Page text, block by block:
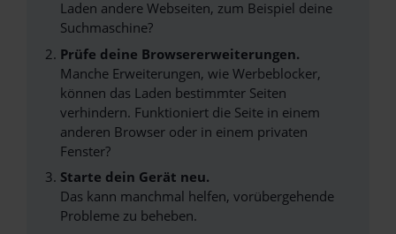
Laden andere Webseiten, zum Beispiel deine
Suchmaschine?
Prüfe deine Browsererweiterungen.
Manche Erweiterungen, wie Werbeblocker,
können das Laden bestimmter Seiten
verhindern. Funktioniert die Seite in einem
anderen Browser oder in einem privaten
Fenster?
Starte dein Gerät neu.
Das kann manchmal helfen, vorübergehende
Probleme zu beheben.